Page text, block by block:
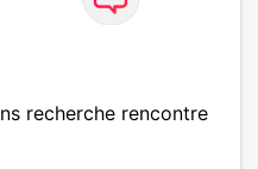
recherche rencontre